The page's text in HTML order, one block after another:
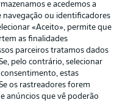
Avisos legais
Aviso de privacidade
e acedemos a
navegação ou identificadores
«Aceito», permite que
as finalidades
parceiros tratamos dados
pelo contrário, selecionar
estas
os rastreadores forem
anúncios que vê poderão